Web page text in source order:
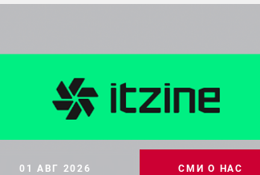
01 АВГ 2026 СМИ О НАС